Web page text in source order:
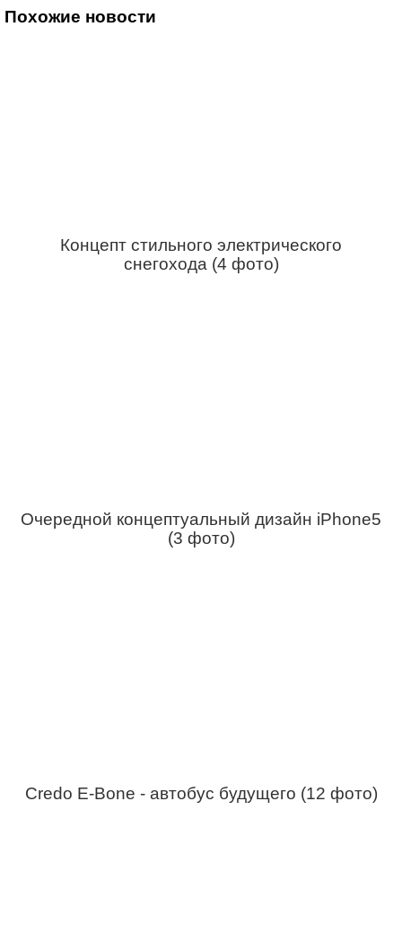
Похожие новости
Концепт стильного электрического
снегохода (4 фото)
Очередной концептуальный дизайн iPhone5
(3 фото)
Credo E-Bone - автобус будущего (12 фото)